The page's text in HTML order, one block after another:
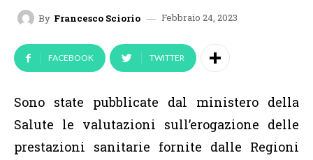
By Francesco Sciorio Febbraio 24, 2023
FACEBOOK TWITTER
Sono state pubblicate dal ministero della
Salute le valutazioni sull’erogazione delle
prestazioni sanitarie fornite dalle Regioni